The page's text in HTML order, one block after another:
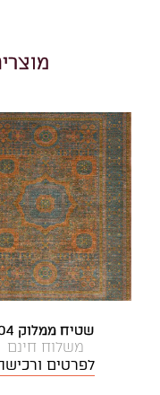
שטיח ממלוק 04
משלוח חינם
לפרטים